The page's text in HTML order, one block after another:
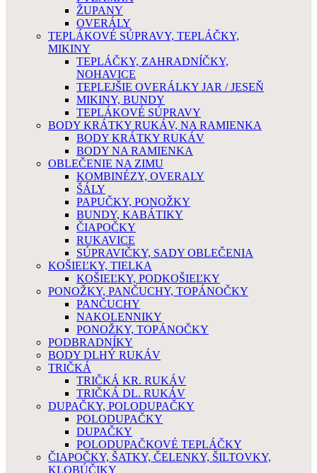
ŽUPANY
OVERÁLY
TEPLÁKOVÉ SÚPRAVY, TEPLÁČKY,
MIKINY
TEPLÁČKY, ZAHRADNÍČKY,
NOHAVICE
TEPLEJŠIE OVERÁLKY JAR / JESEŇ
MIKINY, BUNDY
TEPLÁKOVÉ SÚPRAVY
BODY KRÁTKY RUKÁV, NA RAMIENKA
BODY KRÁTKY RUKÁV
BODY NA RAMIENKA
OBLEČENIE NA ZIMU
KOMBINÉZY, OVERALY
ŠÁLY
PAPUČKY, PONOŽKY
BUNDY, KABÁTIKY
ČIAPOČKY
RUKAVICE
SÚPRAVIČKY, SADY OBLEČENIA
KOŠIEĽKY, TIELKA
KOŠIEĽKY, PODKOŠIEĽKY
PONOŽKY, PANČUCHY, TOPÁNOČKY
PANČUCHY
NAKOLENNIKY
PONOŽKY, TOPÁNOČKY
PODBRADNÍKY
BODY DLHÝ RUKÁV
TRIČKÁ
TRIČKÁ KR. RUKÁV
TRIČKÁ DL. RUKÁV
DUPAČKY, POLODUPAČKY
POLODUPAČKY
DUPAČKY
POLODUPAČKOVÉ TEPLÁČKY
ČIAPOČKY, ŠATKY, ČELENKY, ŠILTOVKY,
KLOBÚČIKY